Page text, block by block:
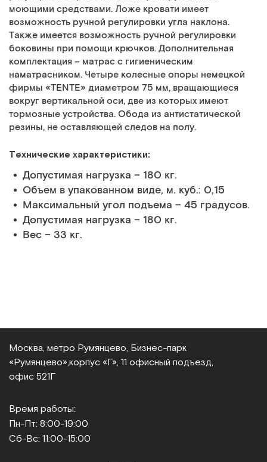
моющими средствами. Ложе кровати имеет
возможность ручной регулировки угла наклона.
Также имеется возможность ручной регулировки
боковины при помощи крючков. Дополнительная
комплектация – матрас с гигиеническим
наматрасником. Четыре колесные опоры немецкой
фирмы «TENTE» диаметром 75 мм, вращающиеся
вокруг вертикальной оси, две из которых имеют
тормозные устройства. Обода из антистатической
резины, не оставляющей следов на полу.
Технические характеристики:
Допустимая нагрузка – 180 кг.
Объем в упакованном виде, м. куб.: 0,15
Максимальный угол подъема – 45 градусов.
Допустимая нагрузка – 180 кг.
Вес – 33 кг.
Москва, метро Румянцево, Бизнес‑парк
«Румянцево», корпус «Г», 11 офисный подъезд,
офис 521Г
Время работы:
Пн-Пт: 8:00-19:00
Сб-Вс: 11:00-15:00